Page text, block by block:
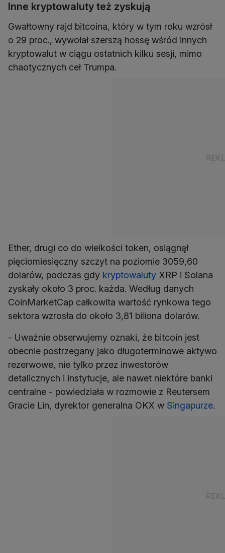
Inne kryptowaluty też zyskują
Gwałtowny rajd bitcoina, który w tym roku wzrósł
o 29 proc., wywołał szerszą hossę wśród innych
kryptowalut w ciągu ostatnich kilku sesji, mimo
chaotycznych ceł Trumpa.
Ether, drugi co do wielkości token, osiągnął
pięciomiesięczny szczyt na poziomie 3059,60
dolarów, podczas gdy kryptowaluty XRP i Solana
zyskały około 3 proc. każda. Według danych
CoinMarketCap całkowita wartość rynkowa tego
sektora wzrosła do około 3,81 biliona dolarów.
- Uważnie obserwujemy oznaki, że bitcoin jest
obecnie postrzegany jako długoterminowe aktywo
rezerwowe, nie tylko przez inwestorów
detalicznych i instytucje, ale nawet niektóre banki
centralne - powiedziała w rozmowie z Reutersem
Gracie Lin, dyrektor generalna OKX w Singapurze.